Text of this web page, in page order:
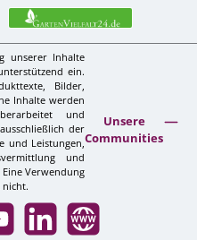
unserer Inhalte
ein.
Bilder,
Inhalte werden
und
der
und Leistungen,
und
Verwendung
Unsere
Communities
LinkedIn Website